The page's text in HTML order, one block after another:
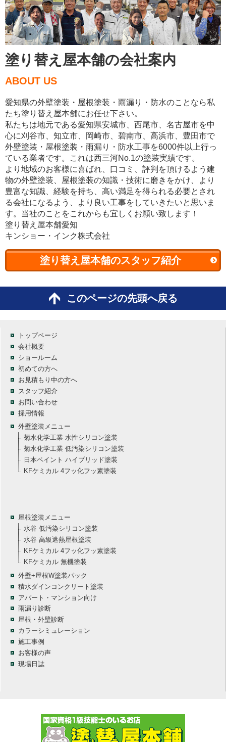
塗り替え屋本舗の会社案内
ABOUT US
愛知県の外壁塗装・屋根塗装・雨漏り・防水のことなら私
たち塗り替え屋本舗にお任せ下さい。
私たちは地元である愛知県安城市、西尾市、名古屋市を中
心に刈谷市、知立市、岡崎市、碧南市、高浜市、豊田市で
外壁塗装・屋根塗装・雨漏り・防水工事を6000件以上行っ
ている業者です。これは西三河No.1の塗装実績です。
より地域のお客様に喜ばれ、口コミ、評判を頂けるよう建
物の外壁塗装、屋根塗装の知識・技術に磨きをかけ、より
豊富な知識、経験を持ち、高い満足を得られる必要とされ
る会社になるよう、より良い工事をしていきたいと思いま
す。当社のことをこれからも宜しくお願い致します！
塗り替え屋本舗愛知
キンショー・インク株式会社
塗り替え屋本舗のスタッフ紹介
このページの先頭へ戻る
トップページ
会社概要
ショールーム
初めての方へ
お見積もり中の方へ
スタッフ紹介
お問い合わせ
採用情報
外壁塗装メニュー
菊水化学工業 水性シリコン塗装
菊水化学工業 低汚染シリコン塗装
日本ペイント ハイブリッド塗装
KFケミカル 4フッ化フッ素塗装
屋根塗装メニュー
水谷 低汚染シリコン塗装
水谷 高級遮熱屋根塗装
KFケミカル 4フッ化フッ素塗装
KFケミカル 無機塗装
外壁+屋根W塗装パック
積水ダインコンクリート塗装
アパート・マンション向け
雨漏り診断
屋根・外壁診断
カラーシミュレーション
施工事例
お客様の声
現場日誌